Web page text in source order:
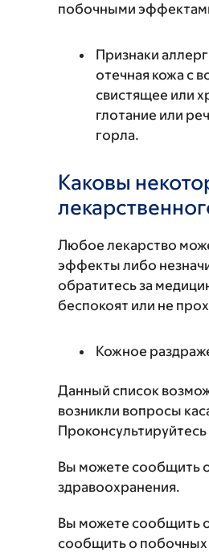
побочными
Признаки
отечная кожа с
свистящее или
глотание или
горла.
Каковы
Любое лекарство
эффекты либо
обратитесь за
беспокоят или не
Кожное
Данный список
возникли вопросы
Вы можете сообщить
здравоохранения.
Вы можете сообщить
сообщить о побочных